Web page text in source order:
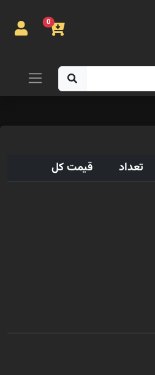
0
تعداد
قیمت کل